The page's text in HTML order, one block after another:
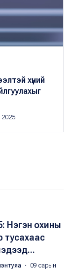
хүний
2025
Нэгэн охины
тусахаас
・ 09 сарын